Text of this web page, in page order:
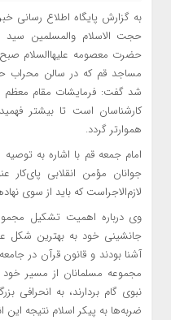
به گزارش پایگاه اطلاع رسانی
حجت الاسلام والمسلمین
حضرت معصومه علیهاالسلام صبح
مساجد قم که در سالن محراب
شد گفت: فرمایشات مقام معظم
کارشناسان است تا بیشتر
هموارتر گردد.
امام جمعه قم با اشاره به
جوانان مؤمن انقلابی
لازم‌الاجراست که باید از سوی
وی درباره اهمیت تشکیل
جانشینی خود به بهترین شکل
آشنا بودند و قانون قرآن در
مجموعه مسلمانان از مسیر
نبوی گام بردارند، به انحرافی
ضربه‌ها به پیکر اسلام نتیجه